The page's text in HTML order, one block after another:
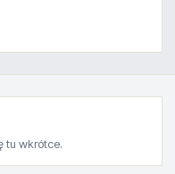
tu wkrótce.